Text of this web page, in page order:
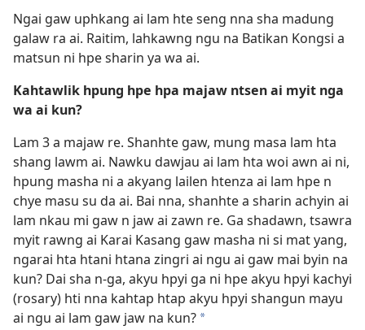
Ngai gaw uphkang ai lam hte seng nna sha madung
galaw ra ai. Raitim, lahkawng ngu na Batikan Kongsi a
matsun ni hpe sharin ya wa ai.
Kahtawlik hpung hpe hpa majaw ntsen ai myit nga
wa ai kun?
Lam 3 a majaw re. Shanhte gaw, mung masa lam hta
shang lawm ai. Nawku dawjau ai lam hta woi awn ai ni,
hpung masha ni a akyang lailen htenza ai lam hpe n
chye masu su da ai. Bai nna, shanhte a sharin achyin ai
lam nkau mi gaw n jaw ai zawn re. Ga shadawn, tsawra
myit rawng ai Karai Kasang gaw masha ni si mat yang,
ngarai hta htani htana zingri ai ngu ai gaw mai byin na
kun? Dai sha n-ga, akyu hpyi ga ni hpe akyu hpyi kachyi
(rosary) hti nna kahtap htap akyu hpyi shangun mayu
ai ngu ai lam gaw jaw na kun? *